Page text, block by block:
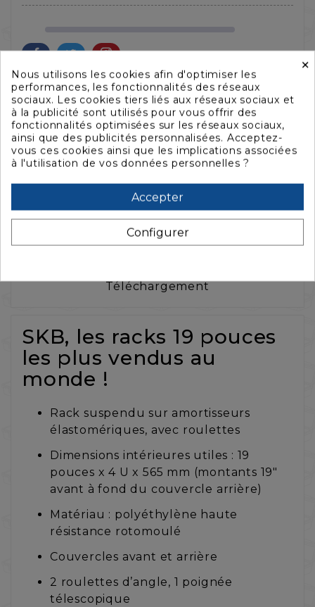
La description
Caractéristiques
Accessoires
Téléchargement
SKB, les racks 19 pouces
les plus vendus au
monde !
Rack suspendu sur amortisseurs
élastomériques, avec roulettes
Dimensions intérieures utiles : 19
pouces x 4 U x 565 mm (montants 19"
avant à fond du couvercle arrière)
Matériau : polyéthylène haute
résistance rotomoulé
Couvercles avant et arrière
2 roulettes d’angle, 1 poignée
télescopique
×
Nous utilisons les cookies afin d'optimiser les
performances, les fonctionnalités des réseaux
sociaux. Les cookies tiers liés aux réseaux sociaux et
à la publicité sont utilisés pour vous offrir des
fonctionnalités optimisées sur les réseaux sociaux,
ainsi que des publicités personnalisées. Acceptez-
vous ces cookies ainsi que les implications associées
à l'utilisation de vos données personnelles ?
Accepter
Configurer